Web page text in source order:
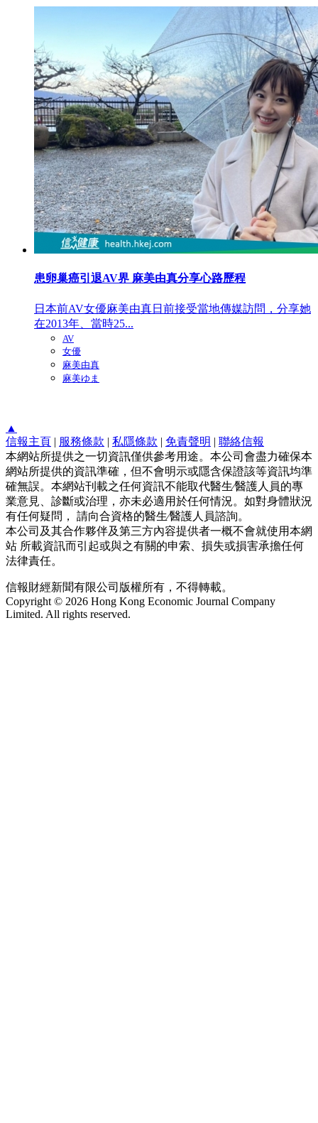
患卵巢癌引退AV界 麻美由真分享心路歷程
日本前AV女優麻美由真日前接受當地傳媒訪問，分享她
在2013年、當時25...
AV
女優
麻美由真
麻美ゆま
▲
信報主頁 | 服務條款 | 私隱條款 | 免責聲明 | 聯絡信報
本網站所提供之一切資訊僅供參考用途。本公司會盡力確保本
網站所提供的資訊準確，但不會明示或隱含保證該等資訊均準
確無誤。本網站刊載之任何資訊不能取代醫生∕醫護人員的專
業意見、診斷或治理，亦未必適用於任何情況。如對身體狀況
有任何疑問， 請向合資格的醫生∕醫護人員諮詢。
本公司及其合作夥伴及第三方內容提供者一概不會就使用本網
站 所載資訊而引起或與之有關的申索、損失或損害承擔任何
法律責任。
信報財經新聞有限公司版權所有，不得轉載。
Copyright © 2026 Hong Kong Economic Journal Company
Limited. All rights reserved.